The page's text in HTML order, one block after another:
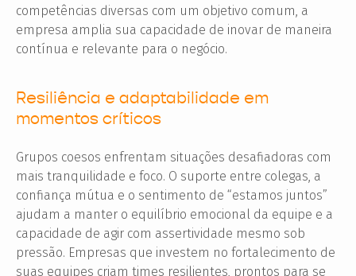
competências diversas com um objetivo comum, a
empresa amplia sua capacidade de inovar de maneira
contínua e relevante para o negócio.
Resiliência e adaptabilidade em
momentos críticos
Grupos coesos enfrentam situações desafiadoras com
mais tranquilidade e foco. O suporte entre colegas, a
confiança mútua e o sentimento de “estamos juntos”
ajudam a manter o equilíbrio emocional da equipe e a
capacidade de agir com assertividade mesmo sob
pressão. Empresas que investem no fortalecimento de
suas equipes criam times resilientes, prontos para se